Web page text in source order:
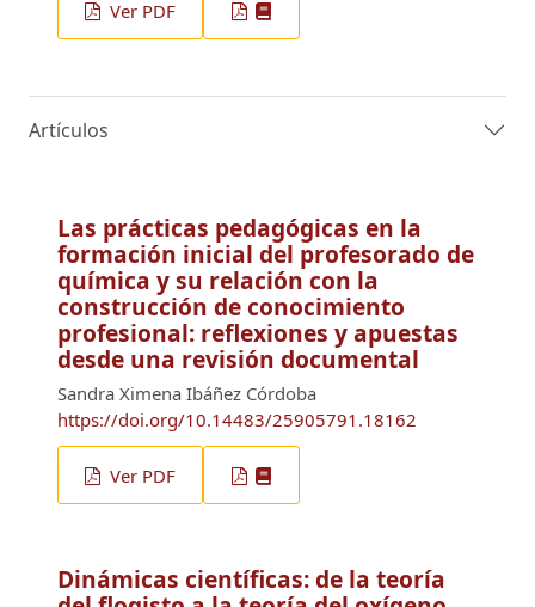
Ver PDF
Artículos
Las prácticas pedagógicas en la
formación inicial del profesorado de
química y su relación con la
construcción de conocimiento
profesional: reflexiones y apuestas
desde una revisión documental
Sandra Ximena Ibáñez Córdoba
https://doi.org/10.14483/25905791.18162
Ver PDF
Dinámicas científicas: de la teoría